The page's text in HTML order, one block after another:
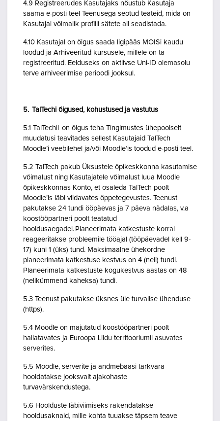
4.9 Registreerudes Kasutajaks nõustub Kasutaja
saama e-posti teel Teenusega seotud teateid, mida on
Kasutajal võimalik profiili sätete all seadistada.
4.10 Kasutajal on õigus saada ligipääs MOISi kaudu
loodud ja Arhiveeritud kursusele, millele on ta
registreeritud. Eelduseks on aktiivse Uni-ID olemasolu
terve arhiveerimise perioodi jooksul.
5. TalTechi õigused, kohustused ja vastutus
5.1 TalTechil on õigus teha Tingimustes ühepoolselt
muudatusi teavitades sellest Kasutajaid TalTech
Moodle’i veebilehel ja/või Moodle’is toodud e-posti teel.
5.2 TalTech pakub Üksustele õpikeskkonna kasutamise
võimalust ning Kasutajatele võimalust luua Moodle
õpikeskkonnas Konto, et osaleda TalTech poolt
Moodle’is läbi viidavates õppetegevustes. Teenust
pakutakse 24 tundi ööpäevas ja 7 päeva nädalas, v.a
koostööpartneri poolt teatatud
hooldusaegadel. Planeerimata katkestuste korral
reageeritakse probleemile tööajal (tööpäevadel kell 9-
17) kuni 1 (üks) tund. Maksimaalne ühekordne
planeerimata katkestuse kestvus on 4 (neli) tundi.
Planeerimata katkestuste kogukestvus aastas on 48
(nelikümmend kaheksa) tundi.
5.3 Teenust pakutakse üksnes üle turvalise ühenduse
(https).
5.4 Moodle on majutatud koostööpartneri poolt
hallatavates ja Euroopa Liidu territooriumil asuvates
serverites.
5.5 Moodle, serverite ja andmebaasi tarkvara
hooldatakse jooksvalt ajakohaste
turvavärskendustega.
5.6 Hoolduste läbiviimiseks rakendatakse
hooldusaknaid, mille kohta tuuakse täpsem teave